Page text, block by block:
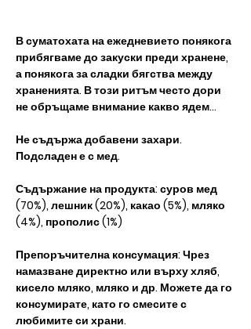
В суматохата на ежедневието понякога
прибягваме до закуски преди хранене,
а понякога за сладки бягства между
храненията. В този ритъм често дори
не обръщаме внимание какво ядем...
Не съдържа добавени захари.
Подсладен е с мед.
Съдържание на продукта: суров мед
(70%), лешник (20%), какао (5%), мляко
(4%), прополис (1%)
Препоръчителна консумация: Чрез
намазване директно или върху хляб,
кисело мляко, мляко и др. Можете да го
консумирате, като го смесите с
любимите си храни.